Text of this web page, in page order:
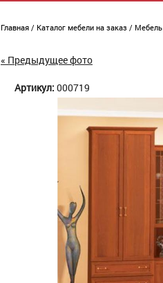
Главная / Каталог мебели на заказ /
« Предыдущее фото
Артикул: 000719